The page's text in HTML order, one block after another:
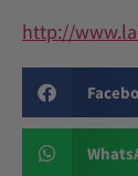
http://